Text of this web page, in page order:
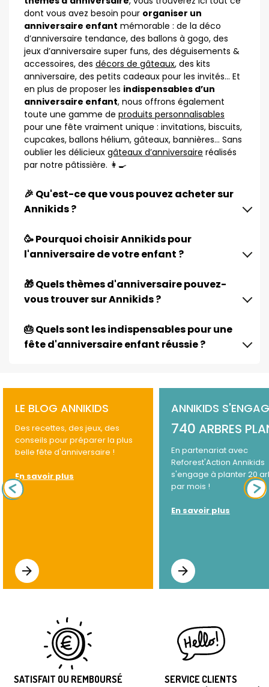
dont vous avez besoin pour organiser un
anniversaire enfant mémorable : de la déco
d’anniversaire tendance, des ballons à gogo, des
jeux d’anniversaire super funs, des déguisements &
accessoires, des décors de gâteaux, des kits
anniversaire, des petits cadeaux pour les invités… Et
en plus de proposer les indispensables d’un
anniversaire enfant, nous offrons également
toute une gamme de produits personnalisables
pour une fête vraiment unique : invitations, biscuits,
cupcakes, ballons hélium, gâteaux, bannières… Sans
oublier les délicieux gâteaux d’anniversaire réalisés
par notre pâtissière. 👩‍🍳
🎉 Qu'est-ce que vous pouvez acheter sur
Annikids ?
🥳 Pourquoi choisir Annikids pour
l'anniversaire de votre enfant ?
🎁 Quels thèmes d'anniversaire pouvez-
vous trouver sur Annikids ?
🎂 Quels sont les indispensables pour une
fête d'anniversaire enfant réussie ?
LE BLOG ANNIKIDS
Des recettes, des jeux, des
conseils pour préparer la plus
belle fête d'anniversaire !
En savoir plus
ANNIKIDS
740 ARBRES
En partenariat avec
Reforest'Action Annikids
s'engage à planter 20
par mois !
En savoir plus
SATISFAIT OU REMBOURSÉ
SERVICE CLIENTS